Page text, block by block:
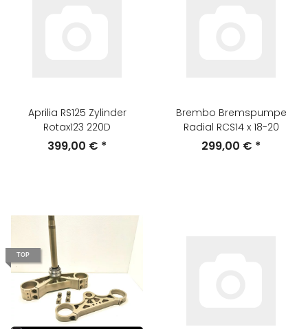
Aprilia RS125 Zylinder
Rotax123 220D
399,00 € *
Brembo Bremspumpe
Radial RCS14 x 18-20
299,00 € *
TOP